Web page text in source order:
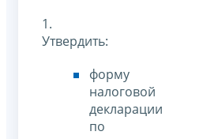
1.
Утвердить:
форму
налоговой
декларации
по